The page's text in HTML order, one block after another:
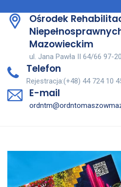
Ośrodek
Mazowieckim
ul. Jana Pawła II 64/66 97-
Telefon
Rejestracja:(+48) 44 724 10
E-mail